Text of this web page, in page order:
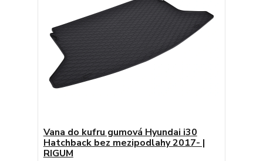
Vana do kufru gumová Hyundai i30
Hatchback bez mezipodlahy 2017- |
RIGUM